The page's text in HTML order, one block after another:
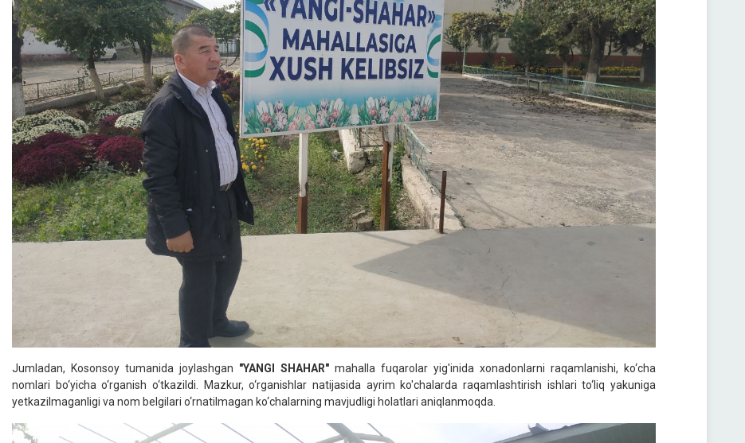
Jumladan, Kosonsoy tumanida joylashgan "YANGI SHAHAR" mahalla fuqarolar yig'inida xonadonlarni raqamlanishi, ko‘cha
nomlari bo‘yicha o‘rganish o‘tkazildi. Mazkur, o‘rganishlar natijasida ayrim ko'chalarda raqamlashtirish ishlari to‘liq yakuniga
yetkazilmaganligi va nom belgilari o‘rnatilmagan ko‘chalarning mavjudligi holatlari aniqlanmoqda.